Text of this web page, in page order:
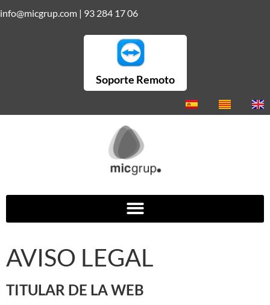
info@micgrup.com | 93 284 17 06
Soporte Remoto
AVISO LEGAL
TITULAR DE LA WEB